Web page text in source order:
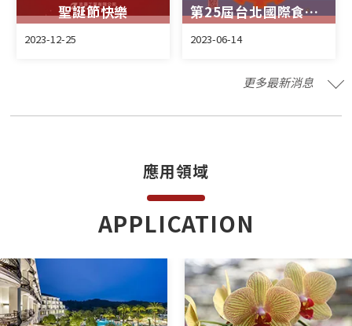
聖誕節快樂
2023-12-25
第25屆台北國際食品加工機械展
2023-06-14
更多最新消息
應⽤領域
APPLICATION